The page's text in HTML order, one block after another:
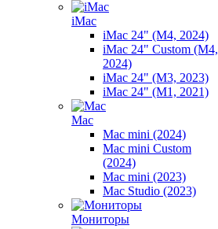
iMac
iMac 24" (M4, 2024)
iMac 24" Custom (M4,
2024)
iMac 24" (M3, 2023)
iMac 24" (M1, 2021)
Mac
Mac mini (2024)
Mac mini Custom
(2024)
Mac mini (2023)
Mac Studio (2023)
Мониторы